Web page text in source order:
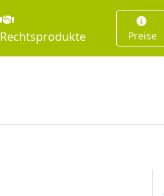
Rechtsprodukte Preise